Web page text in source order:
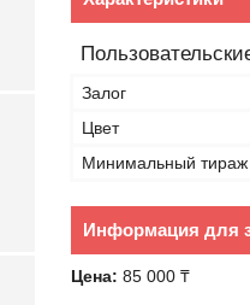
Залог
Цвет
Минимальный тираж
Информация для
Цена: 85 000 ₸